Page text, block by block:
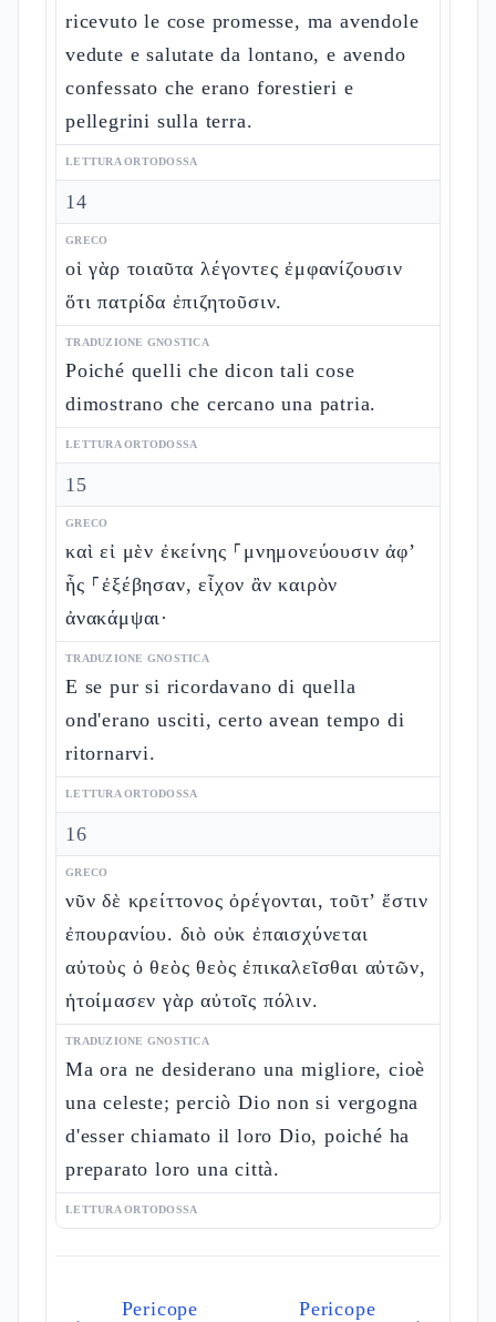
ricevuto le cose promesse, ma avendole
vedute e salutate da lontano, e avendo
confessato che erano forestieri e
pellegrini sulla terra.
LETTURA ORTODOSSA
14
GRECO
οἱ γὰρ τοιαῦτα λέγοντες ἐμφανίζουσιν
ὅτι πατρίδα ἐπιζητοῦσιν.
TRADUZIONE GNOSTICA
Poiché quelli che dicon tali cose
dimostrano che cercano una patria.
LETTURA ORTODOSSA
15
GRECO
καὶ εἰ μὲν ἐκείνης ⸀μνημονεύουσιν ἀφ’
ἧς ⸀ἐξέβησαν, εἶχον ἂν καιρὸν
ἀνακάμψαι·
TRADUZIONE GNOSTICA
E se pur si ricordavano di quella
ond'erano usciti, certo avean tempo di
ritornarvi.
LETTURA ORTODOSSA
16
GRECO
νῦν δὲ κρείττονος ὀρέγονται, τοῦτ’ ἔστιν
ἐπουρανίου. διὸ οὐκ ἐπαισχύνεται
αὐτοὺς ὁ θεὸς θεὸς ἐπικαλεῖσθαι αὐτῶν,
ἡτοίμασεν γὰρ αὐτοῖς πόλιν.
TRADUZIONE GNOSTICA
Ma ora ne desiderano una migliore, cioè
una celeste; perciò Dio non si vergogna
d'esser chiamato il loro Dio, poiché ha
preparato loro una città.
LETTURA ORTODOSSA
Pericope
Pericope